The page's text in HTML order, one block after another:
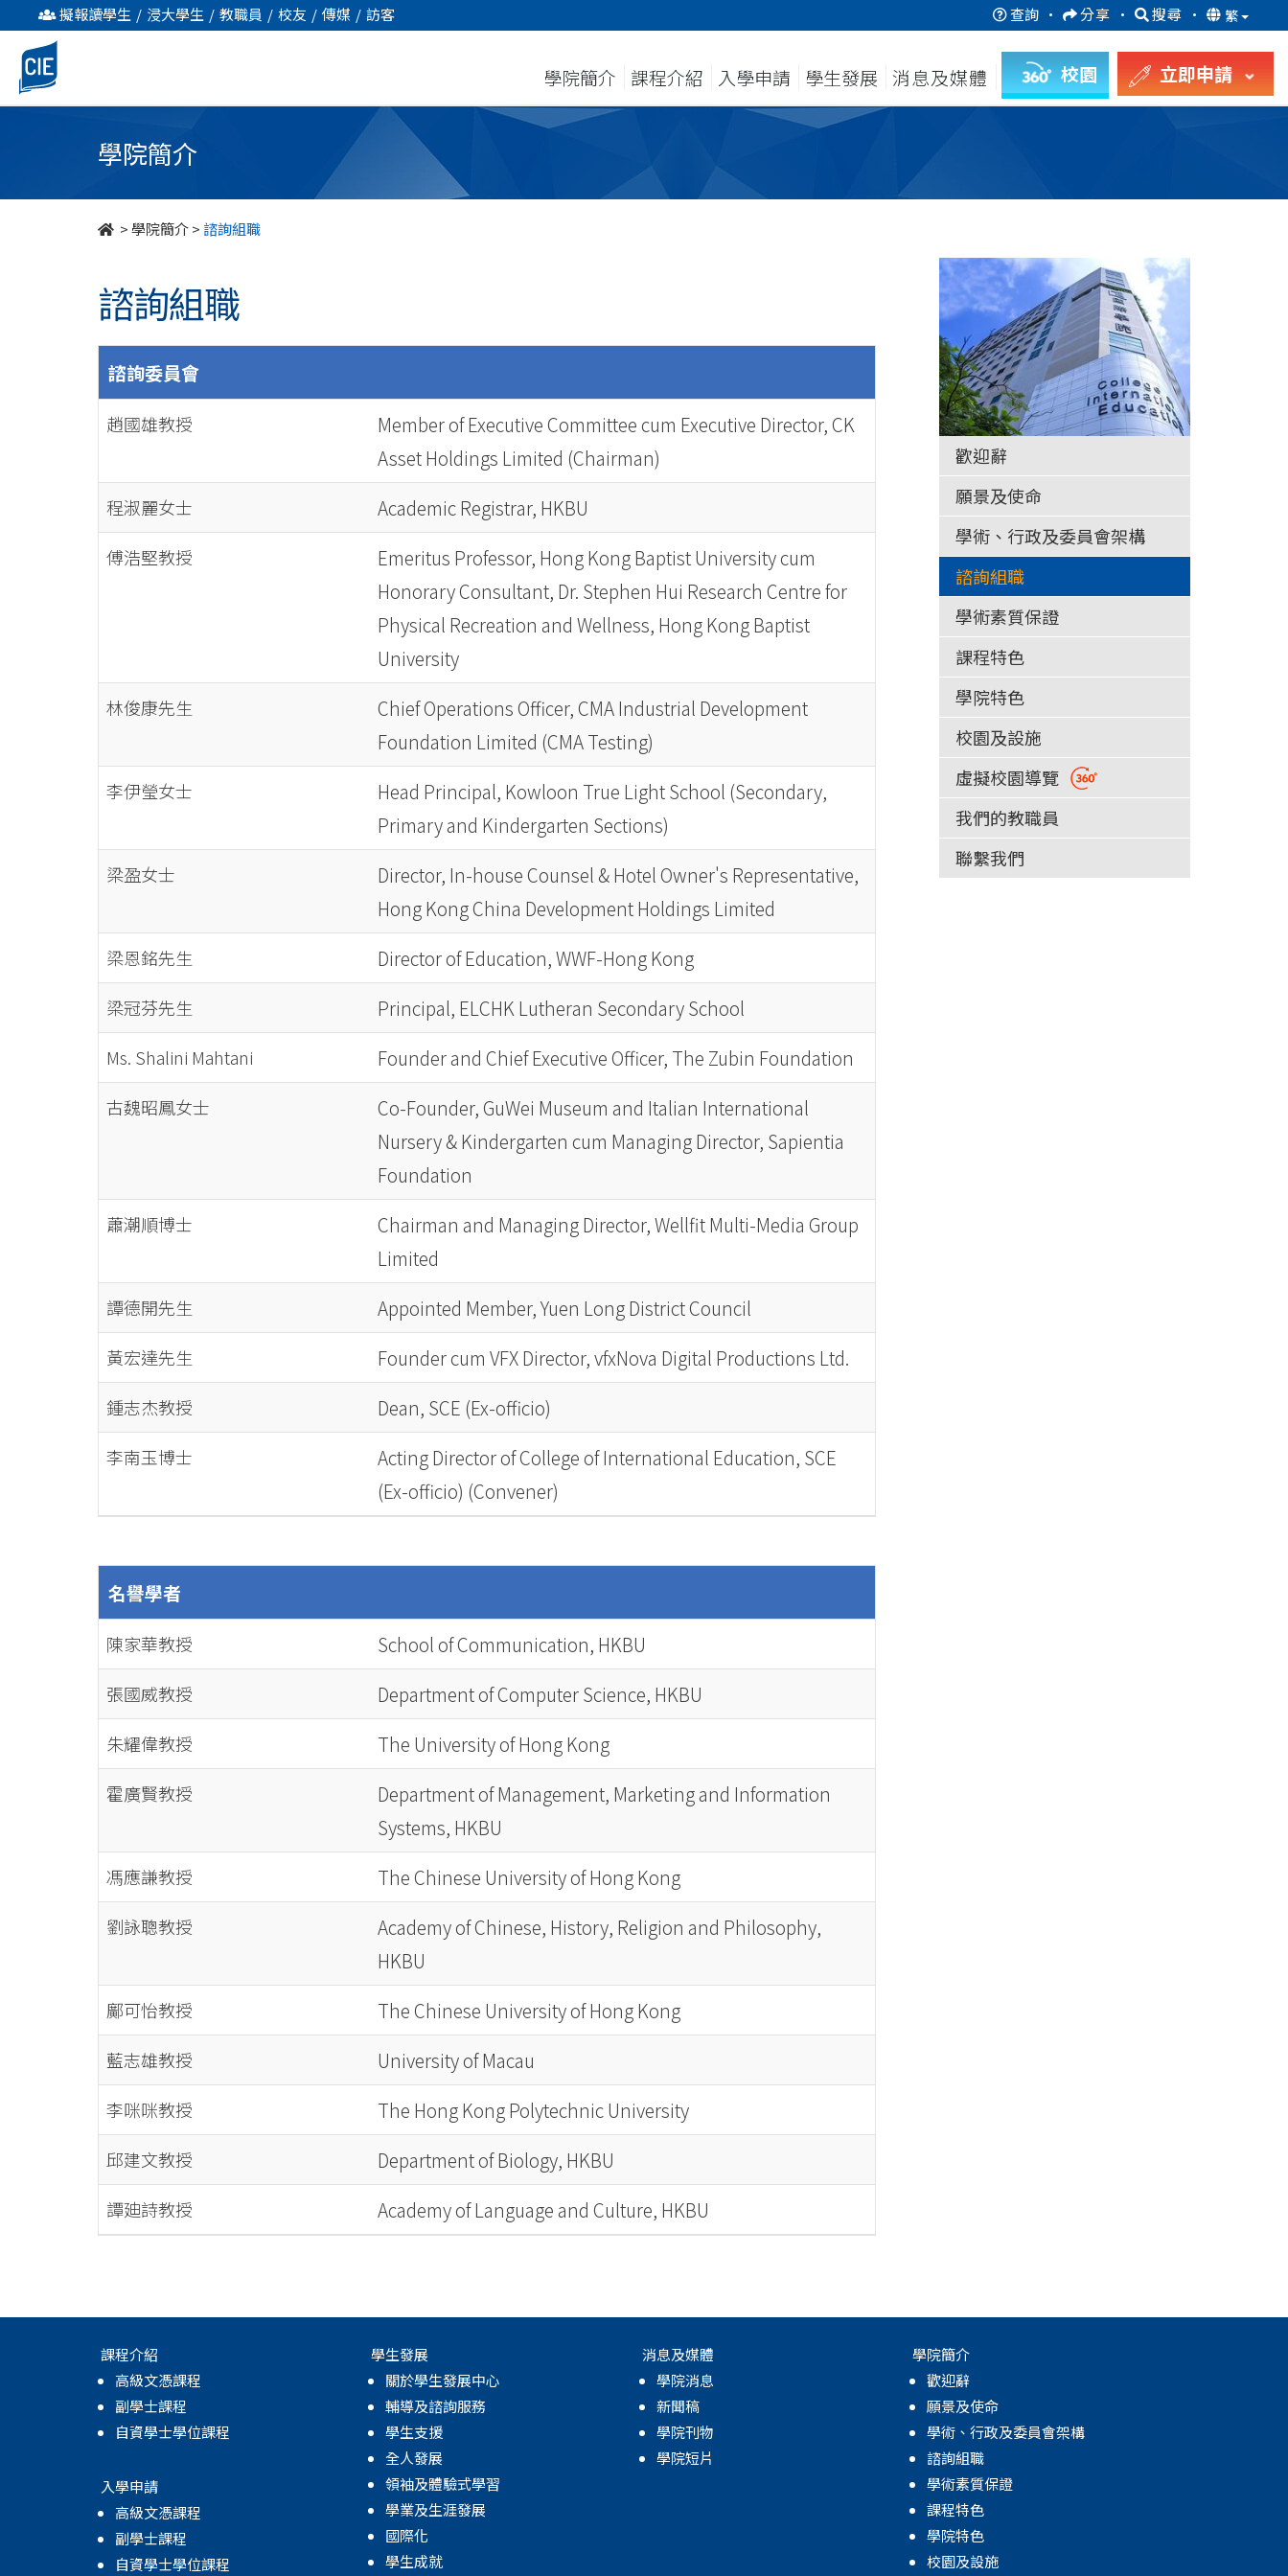
諮
詢
組
擬報讀學生 / 浸大學生 / 教職員 / 校友 / 傳媒 / 訪客 查詢 · 分享 · 搜尋 · 繁
學院簡介 課程介紹 入學申請 學生發展 消息及媒體 校園 立即申請
學院簡介
>學院簡介> 諮詢組職
諮詢組職
諮詢委員會
趙國雄教授
Member of Executive Committee cum Executive Director, CK
Asset Holdings Limited (Chairman)
程淑麗女士 Academic Registrar, HKBU
傅浩堅教授
Emeritus Professor, Hong Kong Baptist University cum
Honorary Consultant, Dr. Stephen Hui Research Centre for
Physical Recreation and Wellness, Hong Kong Baptist
University
林俊康先生
Chief Operations Officer, CMA Industrial Development
Foundation Limited (CMA Testing)
李伊瑩女士
Head Principal, Kowloon True Light School (Secondary,
Primary and Kindergarten Sections)
梁盈女士
Director, In-house Counsel & Hotel Owner's Representative,
Hong Kong China Development Holdings Limited
梁恩銘先生 Director of Education, WWF-Hong Kong
梁冠芬先生 Principal, ELCHK Lutheran Secondary School
Ms. Shalini Mahtani Founder and Chief Executive Officer, The Zubin Foundation
古魏昭鳳女士
Co-Founder, GuWei Museum and Italian International
Nursery & Kindergarten cum Managing Director, Sapientia
Foundation
蕭潮順博士
Chairman and Managing Director, Wellfit Multi-Media Group
Limited
譚德開先生 Appointed Member, Yuen Long District Council
黃宏達先生 Founder cum VFX Director, vfxNova Digital Productions Ltd.
鍾志杰教授 Dean, SCE (Ex-officio)
李南玉博士
Acting Director of College of International Education, SCE
(Ex-officio) (Convener)
名譽學者
陳家華教授 School of Communication, HKBU
張國威教授 Department of Computer Science, HKBU
朱耀偉教授 The University of Hong Kong
霍廣賢教授
Department of Management, Marketing and Information
Systems, HKBU
馮應謙教授 The Chinese University of Hong Kong
劉詠聰教授
Academy of Chinese, History, Religion and Philosophy,
HKBU
鄺可怡教授 The Chinese University of Hong Kong
藍志雄教授 University of Macau
李咪咪教授 The Hong Kong Polytechnic University
邱建文教授 Department of Biology, HKBU
譚廸詩教授 Academy of Language and Culture, HKBU
歡迎辭
願景及使命
學術、行政及委員會架構
諮詢組職
學術素質保證
課程特色
學院特色
校園及設施
虛擬校園導覽
我們的教職員
聯繫我們
課程介紹
高級文憑課程
副學士課程
自資學士學位課程
入學申請
高級文憑課程
副學士課程
自資學士學位課程
學生發展
關於學生發展中心
輔導及諮詢服務
學生支援
全人發展
領袖及體驗式學習
學業及生涯發展
國際化
學生成就
消息及媒體
學院消息
新聞稿
學院刊物
學院短片
學院簡介
歡迎辭
願景及使命
學術、行政及委員會架構
諮詢組職
學術素質保證
課程特色
學院特色
校園及設施